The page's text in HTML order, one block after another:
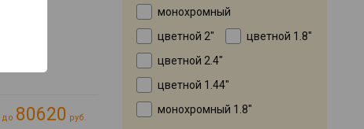
до 80620 руб.
монохромный
цветной 2"
цветной 1.8"
цветной 2.4"
цветной 1.44"
монохромный 1.8"